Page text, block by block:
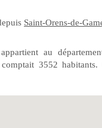
Saint-Orens-de-
au
3552